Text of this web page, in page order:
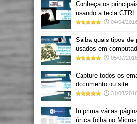
Conheça os
usando a tecla
04/04/2016
Saiba quais tipos de
usados em
05/07/2016
Capture todos os
documento ou site
31/08/2016
Imprima várias
única folha no